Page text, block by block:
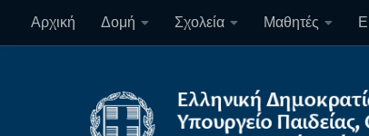
Skip to content
Αρχική Δομή Σχολεία Μαθητές